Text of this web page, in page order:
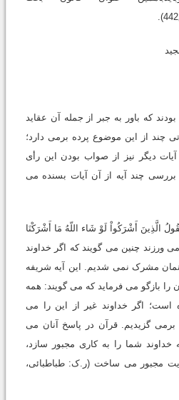
که باور به جبر از جمله آن عقاید
چند از این موضوع پرده برمى دارد؛
دیگر نیز از صواب بودن این رأى
بررسى چند آیه از آن آیات بسنده مى
سَیَقُولُ الَّذِینَ أَشْرَکُواْ لَوْ شَاء اللّهُ مَا أَشْرَکْنَا
ورزند چنین مى گویند که اگر خداوند
مشرک نمى شدیم. این آیه شریفه
را بازگو مى فرماید که مى گویند: همه
است؛ اگر خداوند غیر از این را مى
گزیدیم. قرآن در پاسخ آنان مى
خداوند شما را به کارى مجبور سازد،
مجبور مى ساخت (ر.ک: طباطبائى،